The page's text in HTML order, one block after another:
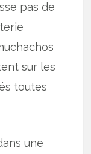
pas de
sur les
toutes
une